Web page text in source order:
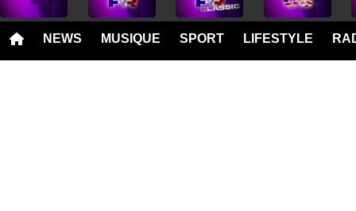
NEWS MUSIQUE SPORT LIFESTYLE